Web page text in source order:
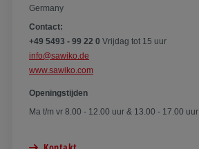
Germany
Contact:
+49 5493 - 99 22 0 Vrijdag tot 15 uur
info@sawiko.de
www.sawiko.com
Openingstijden
Ma t/m vr 8.00 - 12.00 uur & 13.00 - 17.00 uur